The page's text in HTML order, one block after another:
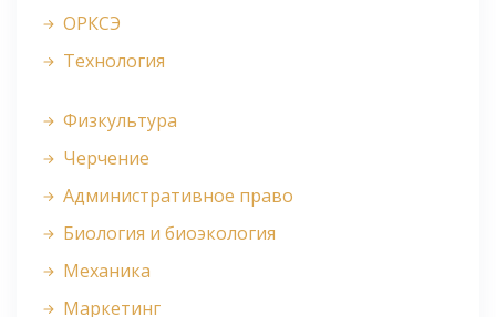
ОРКСЭ
Технология
Физкультура
Черчение
Административное право
Биология и биоэкология
Механика
Маркетинг